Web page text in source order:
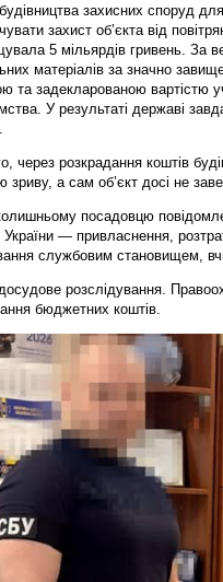
будівництва захисних споруд
захист об’єкта від
5 мільярдів гривень. За
матеріалів за значно
та задекларованою вартістю
У результаті державі
через розкрадання коштів
зриву, а сам об’єкт досі не
посадовцю
України — привласнення,
службовим становищем,
розслідування.
бюджетних коштів.